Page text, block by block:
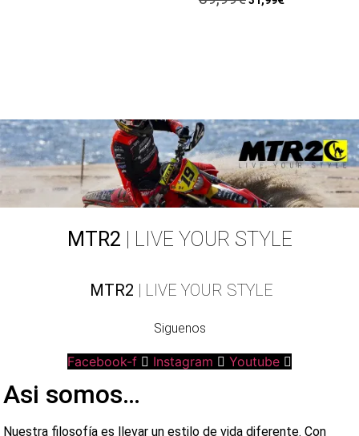
precio
MTR2 | LIVE YOUR STYLE
MTR2 | LIVE YOUR STYLE
Siguenos
Facebook-f Instagram Youtube
Asi somos…
Nuestra filosofía es llevar un estilo de vida diferente. Con